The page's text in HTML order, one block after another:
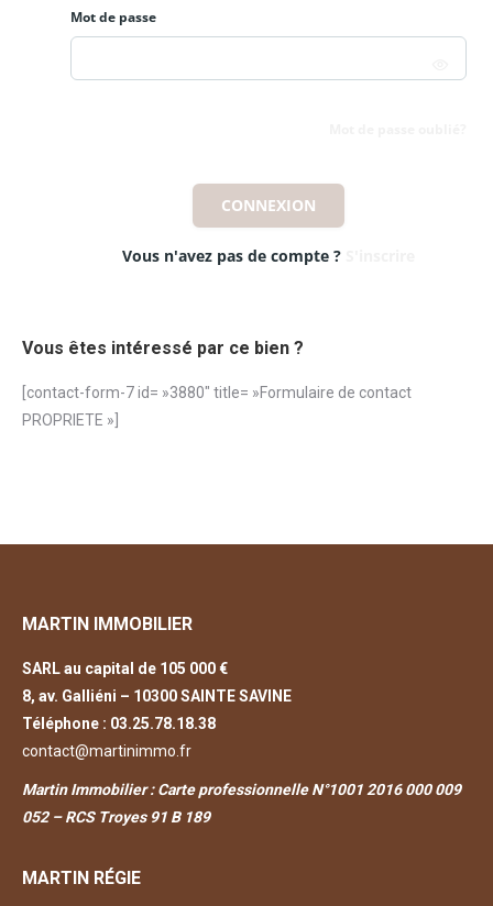
Mot de passe
CONNEXION
Vous n'avez pas de compte ?
Vous êtes intéressé par ce bien ?
[contact-form-7 id= »3880″ title= »Formulaire de contact
PROPRIETE »]
MARTIN IMMOBILIER
SARL au capital de 105 000 €
8, av. Galliéni – 10300 SAINTE SAVINE
Téléphone : 03.25.78.18.38
contact@martinimmo.fr
Martin Immobilier : Carte professionnelle N°1001 2016 000 009
052 – RCS Troyes 91 B 189
MARTIN RÉGIE